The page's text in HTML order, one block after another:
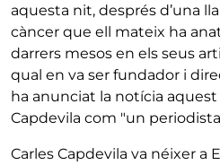
aquesta nit, després d’una
càncer que ell mateix ha
darrers mesos en els seus
qual en va ser fundador i
ha anunciat la notícia
Capdevila com "un
Carles Capdevila va néixer a